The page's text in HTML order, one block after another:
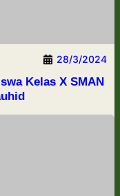
28/3/2024
Kelas X SMAN